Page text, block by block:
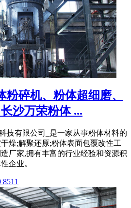
粉碎机、粉体超细磨、
沙万荣粉体 ...
技有限公司_是一家从事粉体材料的
燥;解聚还原;粉体表面包覆改性工
厂家,拥有丰富的行业经验和资源积
企业。